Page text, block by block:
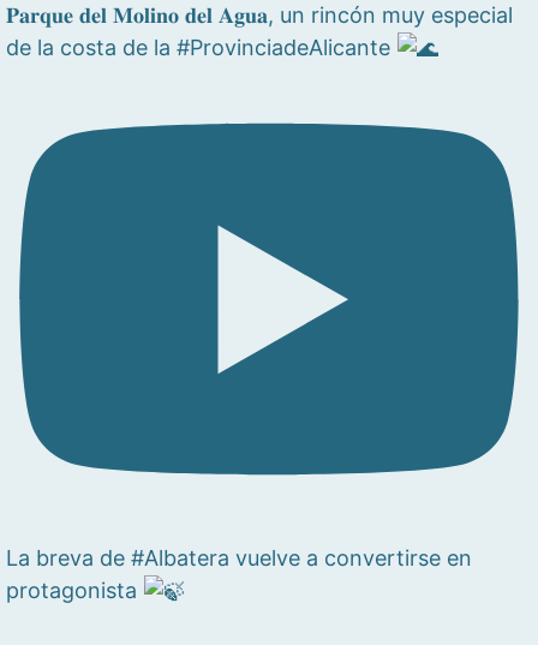
𝐏𝐚𝐫𝐪𝐮𝐞 𝐝𝐞𝐥 𝐌𝐨𝐥𝐢𝐧𝐨 𝐝𝐞𝐥 𝐀𝐠𝐮𝐚, un rincón muy especial
de la costa de la #ProvinciadeAlicante
La breva de #Albatera vuelve a convertirse en
protagonista